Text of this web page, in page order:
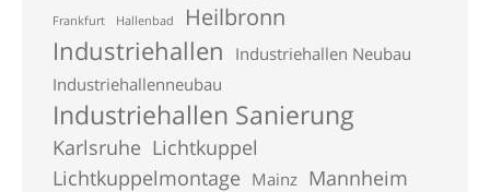
Frankfurt Hallenbad Heilbronn
Industriehallen
Industriehallen Neubau
Industriehallenneubau
Industriehallen Sanierung
Karlsruhe Lichtkuppel
Lichtkuppelmontage Mainz Mannheim